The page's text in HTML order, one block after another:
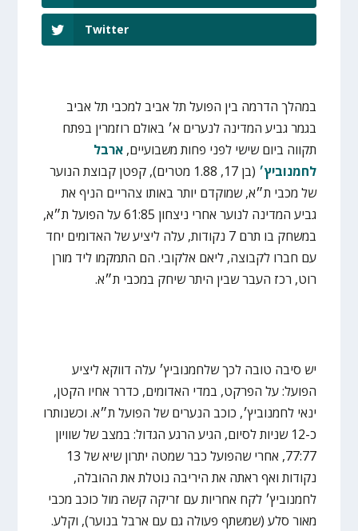
Twitter
במהלך הדרמה בין הפועל תל אביב למכבי תל אביב
בגמר גביע המדינה לנערים א׳ באולם רוזמרין בפתח
תקווה ביום שישי לפני פחות משבועיים, ארבל
לחמנוביץ׳
(בן 17, 1.88 מטרים), קפטן קבוצת הנוער
של מכבי ת״א, שמוקדם יותר באותו צהריים הניף את
גביע המדינה לנוער אחרי ניצחון 61:85 על הפועל ת״א,
במשחק בו תרם 7 נקודות, עלה ליציע של האדומים יחד
עם חברו לקבוצה, ליאם אלקובי. הם התמקמו ליד מורן
רוט, רכז העבר שבין היתר שיחק במכבי ת״א.
יש סיבה טובה לכך שלחמנוביץ׳ עלה דווקא ליציע
הפועל: על הפרקט, במדי האדומים, כדרר אחיו הקטן,
ינאי לחמנוביץ׳, כוכב הנערים של הפועל ת״א. וכשנותרו
כ-12 שניות לסיום, הגיע הרגע הגדול: במצב של שוויון
77:77, אחרי שהפועל כבר שמטה יתרון שיא של 13
נקודות ואף ראתה את היריבה נוטלת את ההובלה,
לחמנוביץ׳ לקח אחריות עם זריקה קשה מול כוכב מכבי
מאור סלע (שמשתף פעולה גם עם ארבל בנוער), וקלע.